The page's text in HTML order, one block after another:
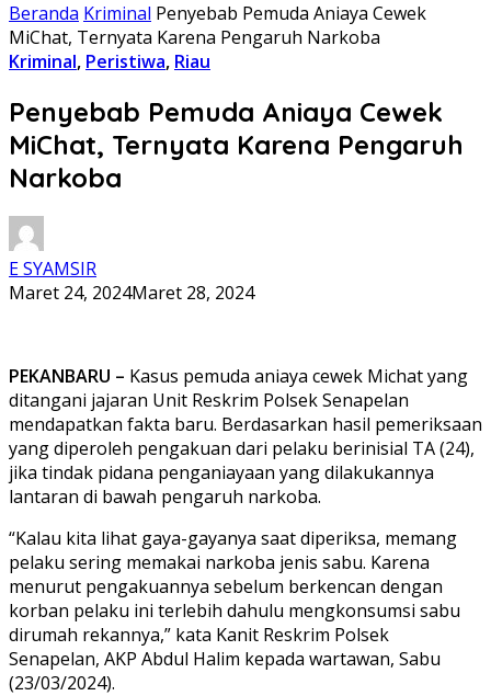
Beranda Kriminal Penyebab Pemuda Aniaya Cewek
MiChat, Ternyata Karena Pengaruh Narkoba
Kriminal, Peristiwa, Riau
Penyebab Pemuda Aniaya Cewek
MiChat, Ternyata Karena Pengaruh
Narkoba
E SYAMSIR
Maret 24, 2024Maret 28, 2024
PEKANBARU – Kasus pemuda aniaya cewek Michat yang
ditangani jajaran Unit Reskrim Polsek Senapelan
mendapatkan fakta baru. Berdasarkan hasil pemeriksaan
yang diperoleh pengakuan dari pelaku berinisial TA (24),
jika tindak pidana penganiayaan yang dilakukannya
lantaran di bawah pengaruh narkoba.
“Kalau kita lihat gaya-gayanya saat diperiksa, memang
pelaku sering memakai narkoba jenis sabu. Karena
menurut pengakuannya sebelum berkencan dengan
korban pelaku ini terlebih dahulu mengkonsumsi sabu
dirumah rekannya,” kata Kanit Reskrim Polsek
Senapelan, AKP Abdul Halim kepada wartawan, Sabu
(23/03/2024).